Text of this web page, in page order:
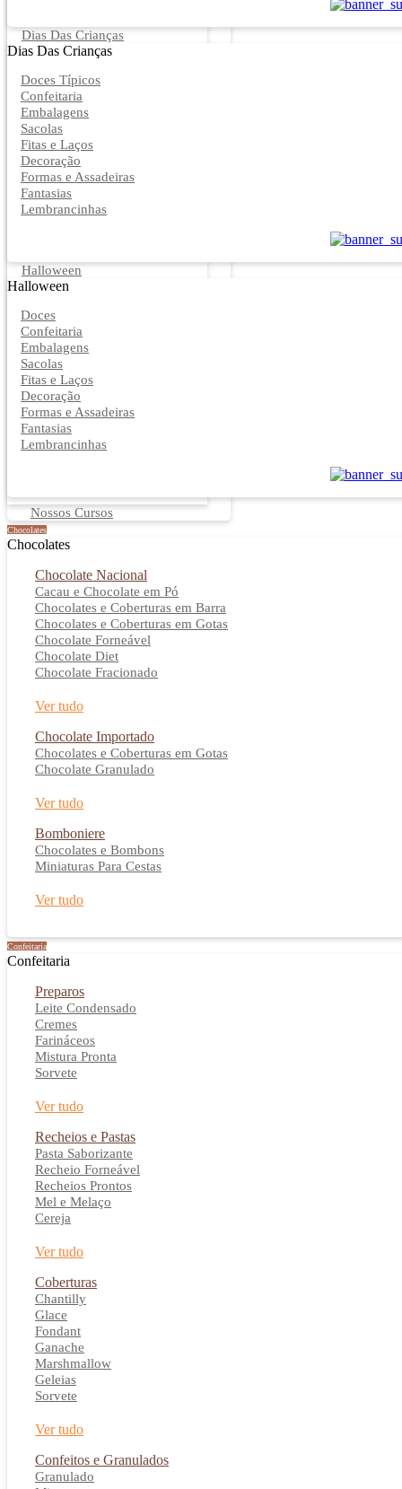
Dias Das Crianças
Dias Das Crianças
Doces Típicos
Confeitaria
Embalagens
Sacolas
Fitas e Laços
Decoração
Formas e Assadeiras
Fantasias
Lembrancinhas
Halloween
Halloween
Doces
Confeitaria
Embalagens
Sacolas
Fitas e Laços
Decoração
Formas e Assadeiras
Fantasias
Lembrancinhas
Nossos Cursos
Chocolates
Chocolates
Chocolate Nacional
Cacau e Chocolate em Pó
Chocolates e Coberturas em Barra
Chocolates e Coberturas em Gotas
Chocolate Forneável
Chocolate Diet
Chocolate Fracionado
Ver tudo
Chocolate Importado
Chocolates e Coberturas em Gotas
Chocolate Granulado
Ver tudo
Bomboniere
Chocolates e Bombons
Miniaturas Para Cestas
Ver tudo
Confeitaria
Confeitaria
Preparos
Leite Condensado
Cremes
Farináceos
Mistura Pronta
Sorvete
Ver tudo
Recheios e Pastas
Pasta Saborizante
Recheio Forneável
Recheios Prontos
Mel e Melaço
Cereja
Ver tudo
Coberturas
Chantilly
Glace
Fondant
Ganache
Marshmallow
Geleias
Sorvete
Ver tudo
Confeitos e Granulados
Granulado